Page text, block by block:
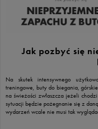
Jak pozbyć się
Na skutek intensywnego
treningowe, buty do biegania,
na świeżości zwłaszcza jeżeli
sytuacji będzie pożegnanie się z
wydarzeń wcale nie musi tak